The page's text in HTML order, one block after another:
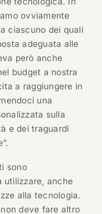
ovviamente
ciascuno dei quali
adeguata alle
però anche
budget a nostra
a raggiungere in
una
sulla
e dei traguardi
sono
utilizzare, anche
alla tecnologia.
deve fare altro